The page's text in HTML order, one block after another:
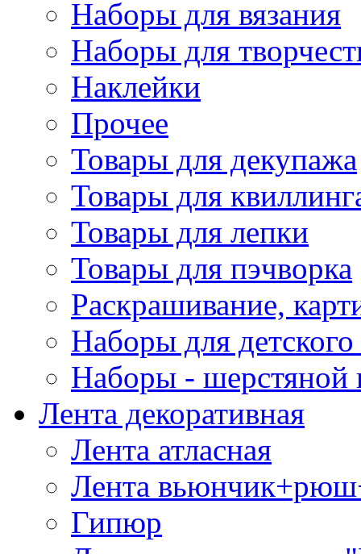
Наборы для вязания
Наборы для
Наклейки
Прочее
Товары для декупажа
Товары для
Товары для лепки
Товары для пэчворка
Раскрашивание,
Наборы для
Наборы - шерстяной
Лента декоративная
Лента атласная
Лента
Гипюр